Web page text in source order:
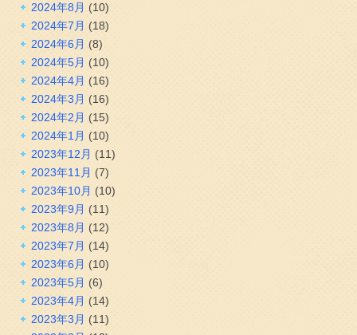
2024年8月 (10)
2024年7月 (18)
2024年6月 (8)
2024年5月 (10)
2024年4月 (16)
2024年3月 (16)
2024年2月 (15)
2024年1月 (10)
2023年12月 (11)
2023年11月 (7)
2023年10月 (10)
2023年9月 (11)
2023年8月 (12)
2023年7月 (14)
2023年6月 (10)
2023年5月 (6)
2023年4月 (14)
2023年3月 (11)